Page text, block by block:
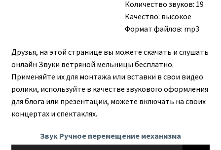
Количество звуков: 19
Качество: высокое
Формат файлов: mp3
Друзья, на этой странице вы можете скачать и слушать
онлайн Звуки ветряной мельницы бесплатно.
Применяйте их для монтажа или вставки в свои видео
ролики, используйте в качестве звукового оформления
для блога или презентации, можете включать на своих
концертах и спектаклях.
Звук Ручное перемещение механизма